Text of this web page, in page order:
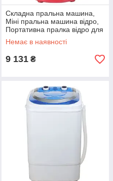
Складна пральна машина,
Міні пральна машина відро,
Портативна пралка відро для
дачі RH-83
Немає в наявності
9 131 ₴